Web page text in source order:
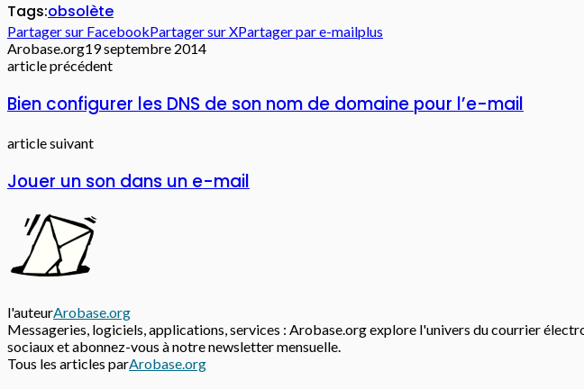
Tags:obsolète
Partager sur FacebookPartager sur XPartager par e-mailplus
Arobase.org19 septembre 2014
article précédent
Bien configurer les DNS de son nom de domaine pour l’e-mail
article suivant
Jouer un son dans un e-mail
l'auteurArobase.org
Messageries, logiciels, applications, services : Arobase.org explore l'univers du courrier
sociaux et abonnez-vous à notre newsletter mensuelle.
Tous les articles parArobase.org